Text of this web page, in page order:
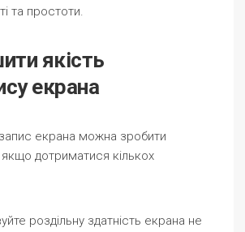
та простоти.
якість
екрана
екрана можна зробити
дотриматися кількох
роздільну здатність екрана не